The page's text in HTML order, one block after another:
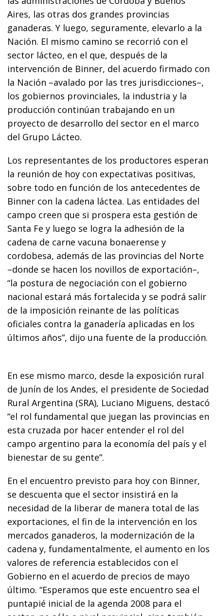
Aires, las otras dos grandes provincias
ganaderas. Y luego, seguramente, elevarlo a la
Nación. El mismo camino se recorrió con el
sector lácteo, en el que, después de la
intervención de Binner, del acuerdo firmado con
la Nación –avalado por las tres jurisdicciones–,
los gobiernos provinciales, la industria y la
producción continúan trabajando en un
proyecto de desarrollo del sector en el marco
del Grupo Lácteo.
Los representantes de los productores esperan
la reunión de hoy con expectativas positivas,
sobre todo en función de los antecedentes de
Binner con la cadena láctea. Las entidades del
campo creen que si prospera esta gestión de
Santa Fe y luego se logra la adhesión de la
cadena de carne vacuna bonaerense y
cordobesa, además de las provincias del Norte
–donde se hacen los novillos de exportación–,
“la postura de negociación con el gobierno
nacional estará más fortalecida y se podrá salir
de la imposición reinante de las políticas
oficiales contra la ganadería aplicadas en los
últimos años”, dijo una fuente de la producción.
En ese mismo marco, desde la exposición rural
de Junín de los Andes, el presidente de Sociedad
Rural Argentina (SRA), Luciano Miguens, destacó
“el rol fundamental que juegan las provincias en
esta cruzada por hacer entender el rol del
campo argentino para la economía del país y el
bienestar de su gente”.
En el encuentro previsto para hoy con Binner,
se descuenta que el sector insistirá en la
necesidad de la liberar de manera total de las
exportaciones, el fin de la intervención en los
mercados ganaderos, la modernización de la
cadena y, fundamentalmente, el aumento en los
valores de referencia establecidos con el
Gobierno en el acuerdo de precios de mayo
último. “Esperamos que este encuentro sea el
puntapié inicial de la agenda 2008 para el